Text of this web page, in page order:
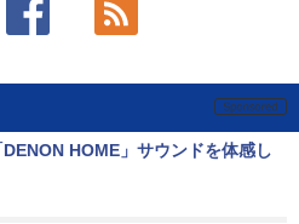
HOME」サウンドを体感し